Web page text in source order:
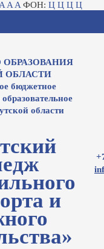
A A A ФОН: Ц Ц Ц Ц
ОБЛАСТИ
бюджетное
области
и